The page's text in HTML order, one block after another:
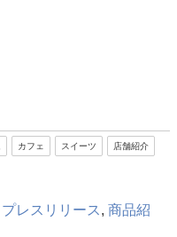
カフェ スイーツ 店舗紹介
プレスリリース
商品紹